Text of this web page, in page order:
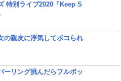
特別ライブ2020「Keep S
の親友に浮気してボコられ
ーリング挑んだらフルボッ